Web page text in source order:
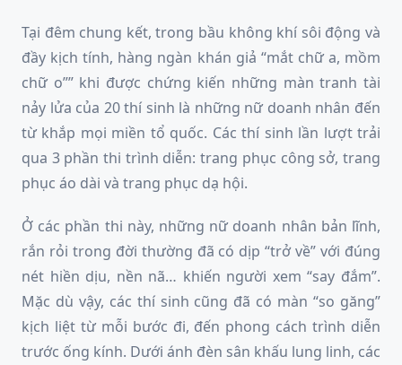
Tại đêm chung kết, trong bầu không khí sôi động và
đầy kịch tính, hàng ngàn khán giả “mắt chữ a, mồm
chữ o”” khi được chứng kiến những màn tranh tài
nảy lửa của 20 thí sinh là những nữ doanh nhân đến
từ khắp mọi miền tổ quốc. Các thí sinh lần lượt trải
qua 3 phần thi trình diễn: trang phục công sở, trang
phục áo dài và trang phục dạ hội.
Ở các phần thi này, những nữ doanh nhân bản lĩnh,
rắn rỏi trong đời thường đã có dịp “trở về” với đúng
nét hiền dịu, nền nã… khiến người xem “say đắm”.
Mặc dù vậy, các thí sinh cũng đã có màn “so găng”
kịch liệt từ mỗi bước đi, đến phong cách trình diễn
trước ống kính. Dưới ánh đèn sân khấu lung linh, các